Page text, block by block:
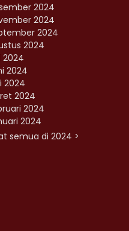
2024
2024
2024
2024
2024
2024
2024
2024
2024
2024
semua di 2024 >